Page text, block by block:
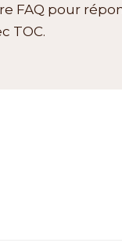
FAQ pour
TOC.